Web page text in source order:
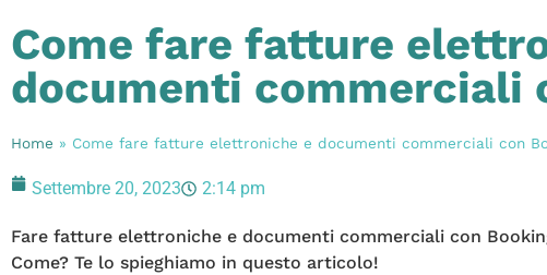
Come fare fatture
documenti commerciali
Home » Come fare fatture elettroniche e documenti commerciali con
Settembre 20, 2023 2:14 pm
Fare fatture elettroniche e documenti commerciali con
Come? Te lo spieghiamo in questo articolo!